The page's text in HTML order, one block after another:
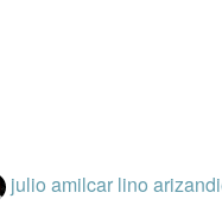
julio amilcar lino